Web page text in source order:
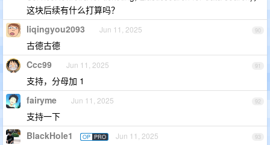
这块后续有什么打算吗？
90
liqingyou2093 Jun 11, 2025
古德古德
91
Ccc99 Jun 11, 2025
支持，分母加 1
92
fairyme Jun 11, 2025
支持一下
93
BlackHole1 OP PRO Jun 11, 2025